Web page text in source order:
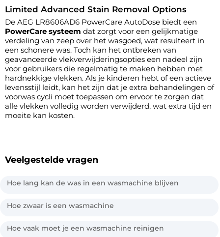
Limited Advanced Stain Removal Options
De AEG LR8606AD6 PowerCare AutoDose biedt een
PowerCare systeem dat zorgt voor een gelijkmatige
verdeling van zeep over het wasgoed, wat resulteert in
een schonere was. Toch kan het ontbreken van
geavanceerde vlekverwijderingsopties een nadeel zijn
voor gebruikers die regelmatig te maken hebben met
hardnekkige vlekken. Als je kinderen hebt of een actieve
levensstijl leidt, kan het zijn dat je extra behandelingen of
voorwas cycli moet toepassen om ervoor te zorgen dat
alle vlekken volledig worden verwijderd, wat extra tijd en
moeite kan kosten.
Veelgestelde vragen
Hoe lang kan de was in een wasmachine blijven
Hoe zwaar is een wasmachine
Hoe vaak moet je een wasmachine reinigen